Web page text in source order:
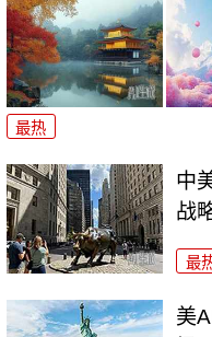
最热
中
战
最
美